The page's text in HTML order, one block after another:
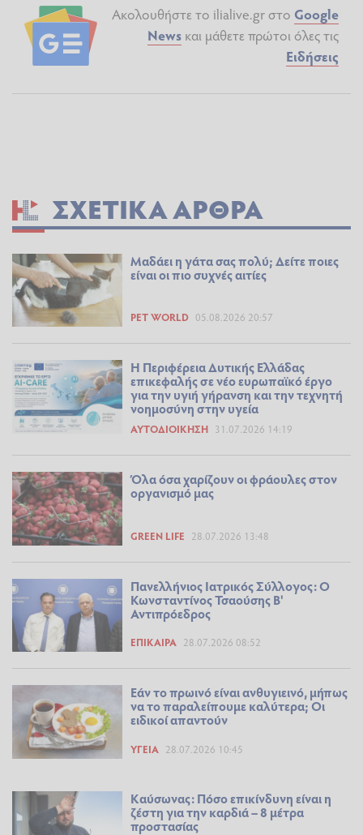
Ακολουθήστε το ilialive.gr στο Google
News και μάθετε πρώτοι όλες τις
Ειδήσεις
ΣΧΕΤΙΚΆ ΆΡΘΡΑ
Μαδάει η γάτα σας πολύ; Δείτε ποιες
είναι οι πιο συχνές αιτίες
PET WORLD 05.08.2026 20:57
Η Περιφέρεια Δυτικής Ελλάδας
επικεφαλής σε νέο ευρωπαϊκό έργο
για την υγιή γήρανση και την τεχνητή
νοημοσύνη στην υγεία
ΑΥΤΟΔΙΟΊΚΗΣΗ 31.07.2026 14:19
Όλα όσα χαρίζουν οι φράουλες στον
οργανισμό μας
GREEN LIFE 28.07.2026 13:48
Πανελλήνιος Ιατρικός Σύλλογος: Ο
Κωνσταντίνος Τσαούσης Β'
Αντιπρόεδρος
ΕΠΊΚΑΙΡΑ 28.07.2026 08:52
Εάν το πρωινό είναι ανθυγιεινό, μήπως
να το παραλείπουμε καλύτερα; Οι
ειδικοί απαντούν
ΥΓΕΊΑ 28.07.2026 10:45
Καύσωνας: Πόσο επικίνδυνη είναι η
ζέστη για την καρδιά – 8 μέτρα
προστασίας